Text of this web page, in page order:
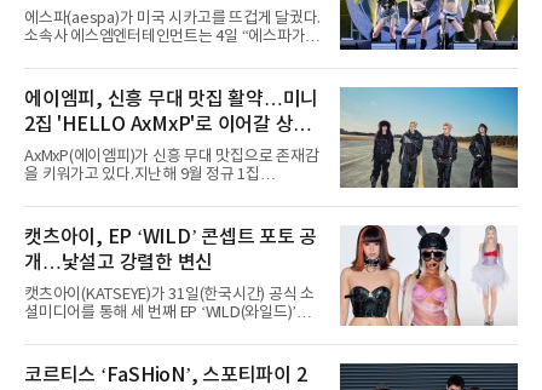
증명한 존재감
에스파(aespa)가 미국 시카고를 뜨겁게 달궜다.
소속사 에스엠엔터테인먼트는 4일 “에스파가
서 열린 ‘롤라팔루자 시카고’(Lollapalooza
Chicago)의 알리안츠 스테이지에 올랐다”며
“총 14곡으로 구성된 세트리스트를 선사, 데뷔 7
년 차다운 노련한 무대 매너와 파워풀한 에너지
로 현장의 분위기를 압도했다”고 밝혔다.1991
년 시작된 ‘롤라팔루자’는 8개 스테이지, 170여
팀의 아티스트와 40만 명 이상의 관객이 운집하
코르티스 등 K팝 스타들이 출연진 명단에 이름
을 올렸다.이날 에스파는
에이엠피, 신흥 무대 맛집 활약…미니
2집 'HELLO AxMxP'로 이어갈 상승
세
AxMxP(에이엠피)가 신흥 무대 맛집으로 존재감
을 키워가고 있다.지난해 9월 정규 1집
AxMxP는 데뷔 전부터 버스킹과 각종 페스티벌,
공연 무대에 오르며 실전 경험을 쌓아왔다.이들
은 소속사 패밀리 콘서트를 비롯해 '뷰티풀 민트
라이프 2025', '2025 부산국제록페스티벌' 등 대
형 무대에 잇달아 출연해 당찬 에너지와 풋풋한
매력으로 음악팬들의 눈도장을 찍었다.이후
AxMxP는 '카운트다운 판타지 2025-2026',
정적인 실력을 입증했고, 올해 '2026 어썸뮤직
캣츠아이, EP ‘WILD’ 콘셉트 포토 공
개…낯설고 강렬한 변신
캣츠아이(KATSEYE)가 31일(한국시간) 공식 소
셜미디어를 통해 세 번째 EP ‘WILD(와일드)’의
heart(와일드 하트)’라는 제목이 붙은 콘셉트 포
토에는 멤버들의 본능적이고 야성적인 면모가
강렬하게 담겼다. 짙은 아이섀도와 푸른빛·금빛·
코르티스 ‘FaSHioN’, 스포티파이 2